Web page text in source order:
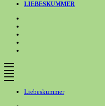
LIEBESKUMMER
Liebeskummer